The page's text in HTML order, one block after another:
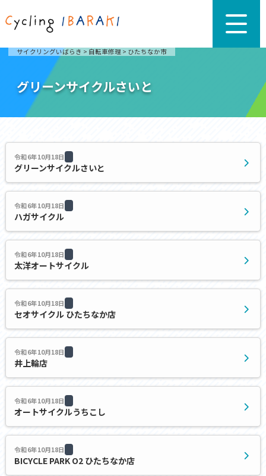
サイクリングいばらき > 自転車修理 > ひたちなか市
グリーンサイクルさいと
令和6年10月18日
グリーンサイクルさいと
令和6年10月18日
ハガサイクル
令和6年10月18日
太洋オートサイクル
令和6年10月18日
セオサイクル ひたちなか店
令和6年10月18日
井上輪店
令和6年10月18日
オートサイクルうちこし
令和6年10月18日
BICYCLE PARK O2 ひたちなか店